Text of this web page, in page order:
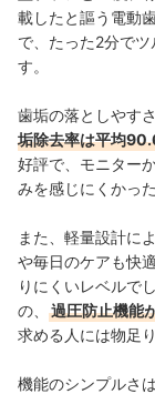
載したと謳う電動
で、たった2分で
す。
歯垢の落としやす
垢除去率は平均
好評で、モニター
みを感じにくかっ
また、軽量設計に
や毎日のケアも快
りにくいレベルで
の、
過圧防止機能
求める人には物足
機能のシンプルさ